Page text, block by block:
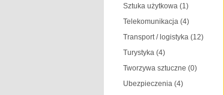
Sztuka użytkowa (1)
Telekomunikacja (4)
Transport / logistyka (12)
Turystyka (4)
Tworzywa sztuczne (0)
Ubezpieczenia (4)